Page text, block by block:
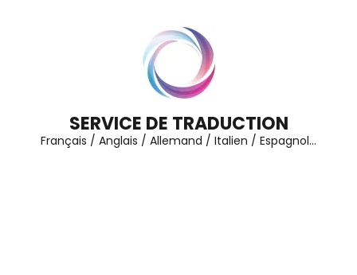
SERVICE DE TRADUCTION
Français / Anglais / Allemand / Italien / Espagnol…